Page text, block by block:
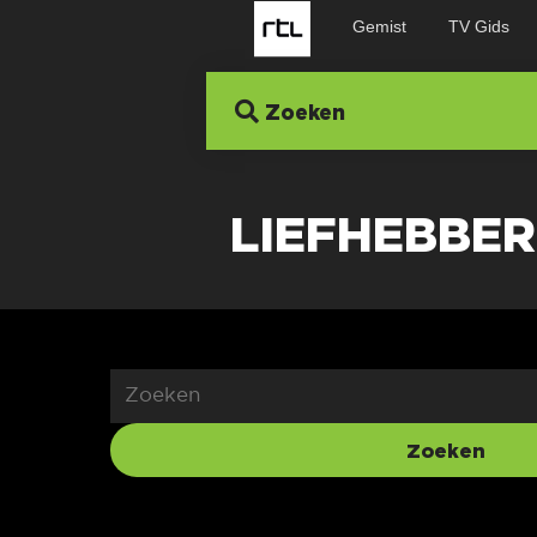
Gemist TV Gids
Zoeken